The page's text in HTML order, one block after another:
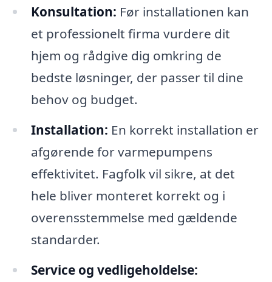
Konsultation: Før installationen kan
et professionelt firma vurdere dit
hjem og rådgive dig omkring de
bedste løsninger, der passer til dine
behov og budget.
Installation: En korrekt installation er
afgørende for varmepumpens
effektivitet. Fagfolk vil sikre, at det
hele bliver monteret korrekt og i
overensstemmelse med gældende
standarder.
Service og vedligeholdelse: